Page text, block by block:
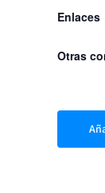
Enlaces
Otras